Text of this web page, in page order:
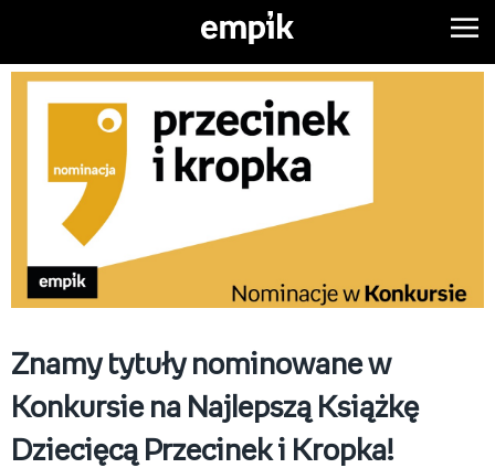
Znamy tytuły nominowane w
Konkursie na Najlepszą Książkę
Dziecięcą Przecinek i Kropka!